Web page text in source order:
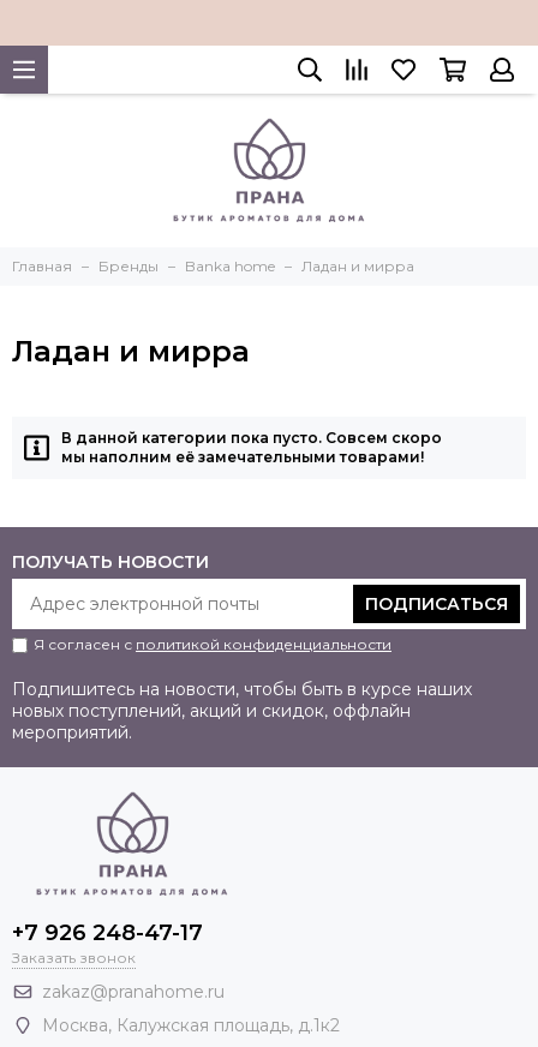
Главная Бренды Banka home Ладан и мирра
Ладан и мирра
В данной категории пока пусто. Совсем скоро
мы наполним её замечательными товарами!
ПОЛУЧАТЬ НОВОСТИ
ПОДПИСАТЬСЯ
Я согласен с политикой конфиденциальности
Подпишитесь на новости, чтобы быть в курсе наших
новых поступлений, акций и скидок, оффлайн
мероприятий.
+7 926 248-47-17
Заказать звонок
zakaz@pranahome.ru
Москва, Калужская площадь, д.1к2